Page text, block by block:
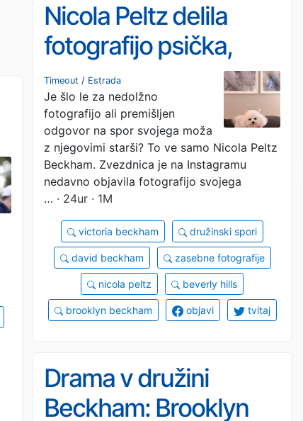
Nicola Peltz delila
fotografijo psička,
razkrila tudi nekaj
intimnega
Timeout / Estrada
Je šlo le za nedolžno
fotografijo ali premišljen
odgovor na spor svojega moža
z njegovimi starši? To ve samo Nicola Peltz
Beckham. Zvezdnica je na Instagramu
nedavno objavila fotografijo svojega
… · 24ur · 1M
victoria beckham družinski spori
david beckham zasebne fotografije
nicola peltz beverly hills
brooklyn beckham objavi tvitaj
Drama v družini
Beckham: Brooklyn